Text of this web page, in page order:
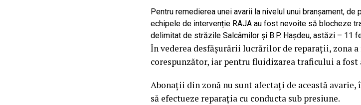
Pentru remedierea unei avarii la nivelul unui branșament, de
echipele de intervenție RAJA au fost nevoite să blocheze
delimitat de străzile Salcâmilor și B.P. Hașdeu, astăzi – 11
În vederea desfășurării lucrărilor de reparații, zona
corespunzător, iar pentru fluidizarea traficului a fost
Abonații din zonă nu sunt afectați de această
să efectueze reparația cu conducta sub presiune.